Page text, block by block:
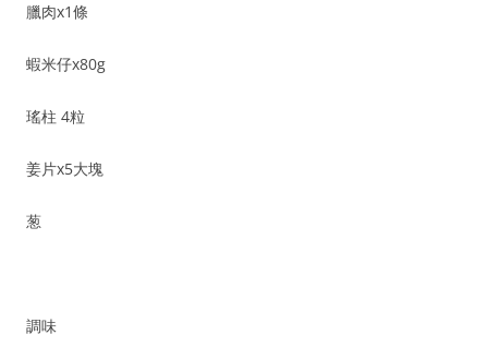
臘肉x1條
蝦米仔x80g
瑤柱 4粒
姜片x5大塊
葱
調味